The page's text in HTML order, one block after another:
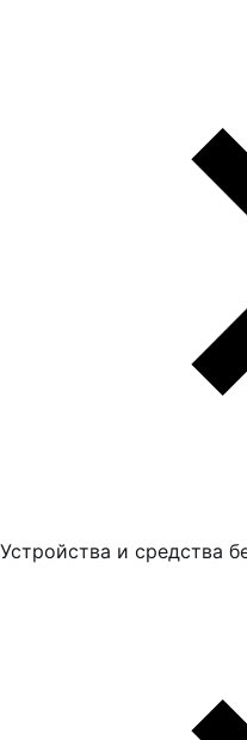
Устройства и средства